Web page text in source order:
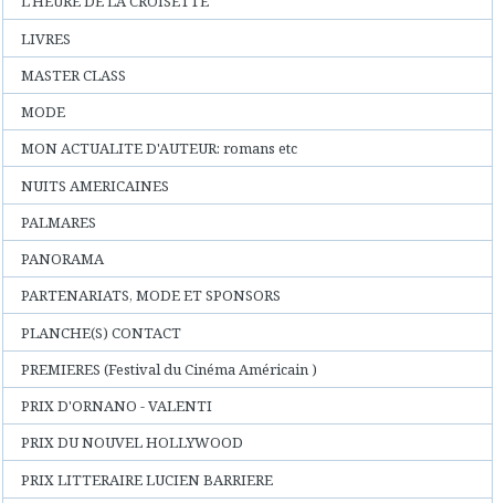
LIVRES
MASTER CLASS
MODE
MON ACTUALITE D'AUTEUR: romans etc
NUITS AMERICAINES
PALMARES
PANORAMA
PARTENARIATS, MODE ET SPONSORS
PLANCHE(S) CONTACT
PREMIERES (Festival du Cinéma Américain )
PRIX D'ORNANO - VALENTI
PRIX DU NOUVEL HOLLYWOOD
PRIX LITTERAIRE LUCIEN BARRIERE